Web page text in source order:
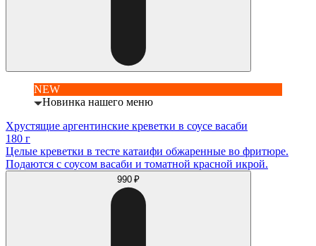
NEW
Новинка нашего меню
Хрустящие аргентинские креветки в соусе васаби
180 г
Целые креветки в тесте катаифи обжаренные во фритюре.
Подаются с соусом васаби и томатной красной икрой.
990 ₽